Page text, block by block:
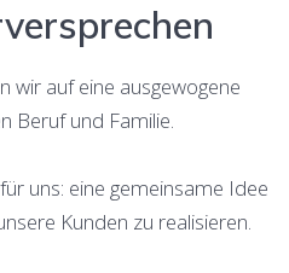
wir auf eine ausgewogene
Beruf und Familie.
uns: eine gemeinsame Idee
Kunden zu realisieren.